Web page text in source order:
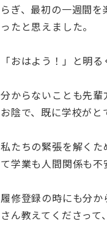
らぎ、最初の一週間
ったと思えました。
「おはよう！」と明
分からないことも先
お陰で、既に学校がと
私たちの緊張を解く
て学業も人間関係も不
履修登録の時にも分
さん教えてくださって